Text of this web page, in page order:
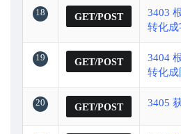
18 GET/POST
3403
转化成
19 GET/POST
3404
转化成
20 GET/POST 3405